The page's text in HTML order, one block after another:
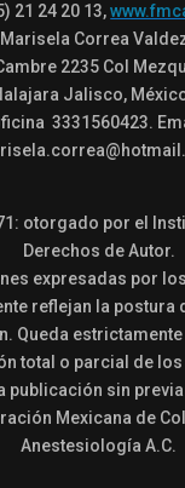
21 24 20 13,
Correa
2235 Col
Jalisco,
3331560423.
otorgado por el
Derechos de Autor.
expresadas por
reflejan la postura
Queda
total o parcial de
publicación sin
Mexicana de
Anestesiología A.C.